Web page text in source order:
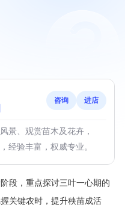
咨询 进店
景、观赏苗木及花卉，
经验丰富，权威专业。
段，重点探讨三叶一心期的
关键农时，提升秧苗成活